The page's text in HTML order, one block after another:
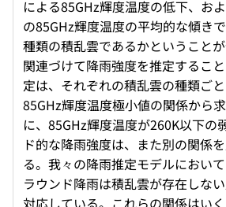
による85GHz輝度温度の低下、お
の85GHz輝度温度の平均的な傾き
種類の積乱雲であるかということ
関連づけて降雨強度を推定するこ
定は、それぞれの積乱雲の種類ご
85GHz輝度温度極小値の関係から
に、85GHz輝度温度が260K以下の
ド的な降雨強度は、また別の関係
る。我々の降雨推定モデルにおい
ラウンド降雨は積乱雲が存在しな
対応している。これらの関係はい